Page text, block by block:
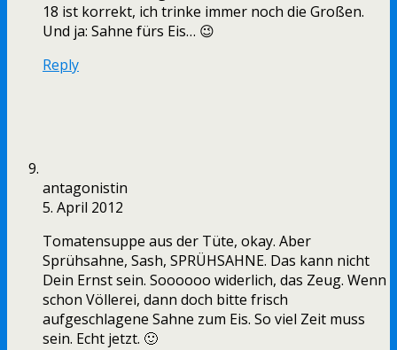
18 ist korrekt, ich trinke immer noch die Großen.
Und ja: Sahne fürs Eis… 😉
Reply
antagonistin
5. April 2012
Tomatensuppe aus der Tüte, okay. Aber
Sprühsahne, Sash, SPRÜHSAHNE. Das kann nicht
Dein Ernst sein. Soooooo widerlich, das Zeug. Wenn
schon Völlerei, dann doch bitte frisch
aufgeschlagene Sahne zum Eis. So viel Zeit muss
sein. Echt jetzt. 🙂